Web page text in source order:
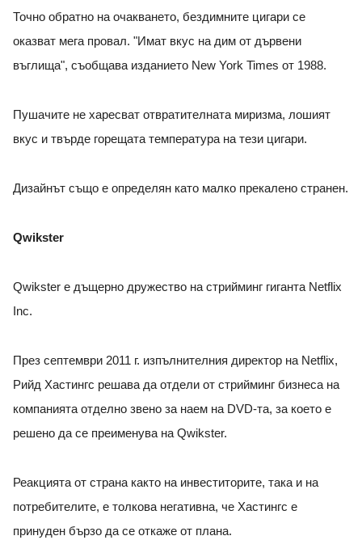
Точно обратно на очакването, бездимните цигари се
оказват мега провал. "Имат вкус на дим от дървени
въглища", съобщава изданието New York Times от 1988.
Пушачите не харесват отвратителната миризма, лошият
вкус и твърде горещата температура на тези цигари.
Дизайнът също е определян като малко прекалено странен.
Qwikster
Qwikster е дъщерно дружество на стрийминг гиганта Netflix
Inc.
През септември 2011 г. изпълнителния директор на Netflix,
Рийд Хастингс решава да отдели от стрийминг бизнеса на
компанията отделно звено за наем на DVD-та, за което е
решено да се преименува на Qwikster.
Реакцията от страна както на инвеститорите, така и на
потребителите, е толкова негативна, че Хастингс е
принуден бързо да се откаже от плана.